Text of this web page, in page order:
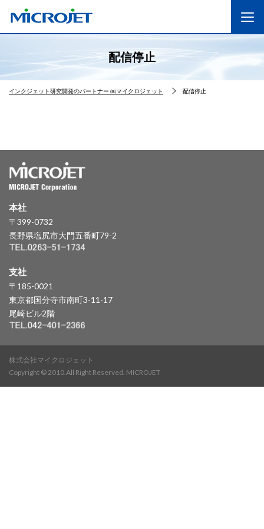
配信停止
インクジェット研究開発のパートナー ㈱マイクロジェット 配信停止
本社
〒399-0732
長野県塩尻市大門五番町79-2
支社
〒185-0021
東京都国分寺市南町3-11-17
尾崎ビル2階
株式会社マイクロジェット
Copyright © 2010.All Right Reserved. MICROJET